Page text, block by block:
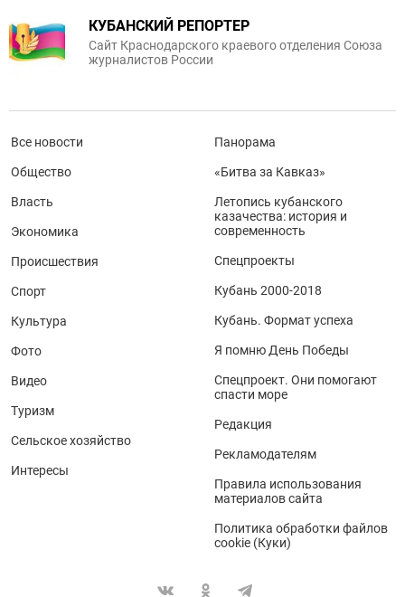
КУБАНСКИЙ РЕПОРТЕР
Сайт Краснодарского краевого отделения Союза
журналистов России
Все новости
Общество
Власть
Экономика
Происшествия
Спорт
Культура
Фото
Видео
Туризм
Сельское хозяйство
Интересы
Панорама
«Битва за Кавказ»
Летопись кубанского
казачества: история и
современность
Спецпроекты
Кубань 2000-2018
Кубань. Формат успеха
Я помню День Победы
Спецпроект. Они помогают
спасти море
Редакция
Рекламодателям
Правила использования
материалов сайта
Политика обработки файлов
cookie (Куки)